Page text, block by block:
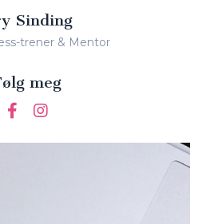
Sinding
trener & Mentor
meg